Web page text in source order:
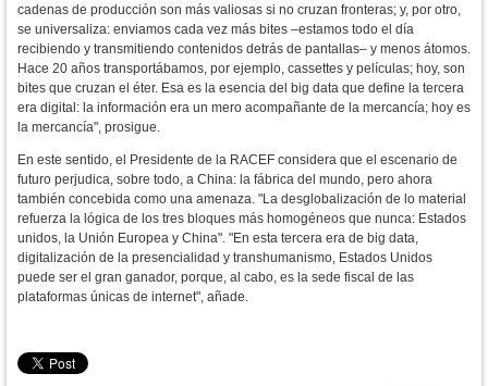
cadenas de producción son más valiosas si no cruzan fronteras; y, por otro,
se universaliza: enviamos cada vez más bites –estamos todo el día
recibiendo y transmitiendo contenidos detrás de pantallas– y menos átomos.
Hace 20 años transportábamos, por ejemplo, cassettes y películas; hoy, son
bites que cruzan el éter. Esa es la esencia del big data que define la tercera
era digital: la información era un mero acompañante de la mercancía; hoy es
la mercancía", prosigue.
En este sentido, el Presidente de la RACEF considera que el escenario de
futuro perjudica, sobre todo, a China: la fábrica del mundo, pero ahora
también concebida como una amenaza. "La desglobalización de lo material
refuerza la lógica de los tres bloques más homogéneos que nunca: Estados
unidos, la Unión Europea y China". "En esta tercera era de big data,
digitalización de la presencialidad y transhumanismo, Estados Unidos
puede ser el gran ganador, porque, al cabo, es la sede fiscal de las
plataformas únicas de internet", añade.